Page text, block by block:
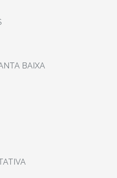
BAIXA